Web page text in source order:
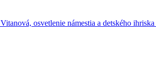
Vitanová, osvetlenie námestia a detského ihriska